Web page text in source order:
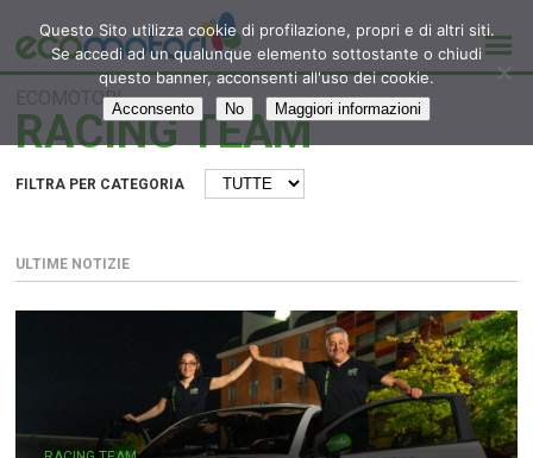
ECOMOTORI
RACING TEAM
FILTRA PER CATEGORIA
ULTIME NOTIZIE
Questo Sito utilizza cookie di profilazione, propri e di altri siti.
Se accedi ad un qualunque elemento sottostante o chiudi
questo banner, acconsenti all'uso dei cookie.
Acconsento No Maggiori informazioni